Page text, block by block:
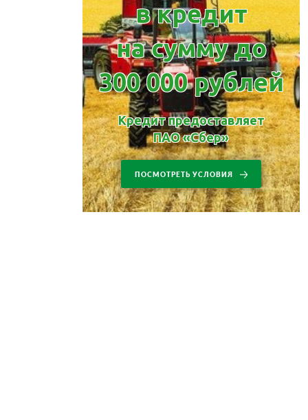
в кредит
на сумму до
300 000 рублей
Кредит предоставляет
ПАО «Сбер»
ПОСМОТРЕТЬ УСЛОВИЯ